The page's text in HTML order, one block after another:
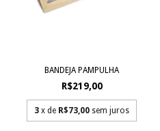
BANDEJA PAMPULHA
R$219,00
3 x de R$73,00 sem juros